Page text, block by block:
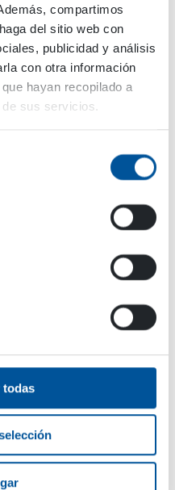
compartimos
del sitio web con
publicidad y análisis
con otra información
hayan recopilado a
sus servicios.
todas